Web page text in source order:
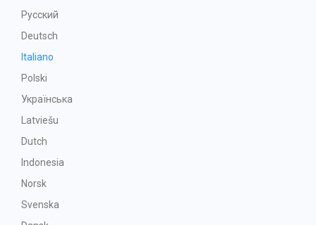
Русский
Deutsch
Italiano
Polski
Українська
Latviešu
Dutch
Indonesia
Norsk
Svenska